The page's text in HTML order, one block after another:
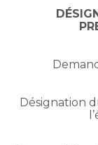
Désignation